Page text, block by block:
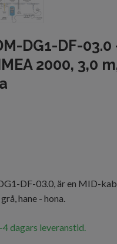
DG1-DF-03.0
2000, 3,0
DF-03.0, är en MID-
hane - hona.
dagars leveranstid.